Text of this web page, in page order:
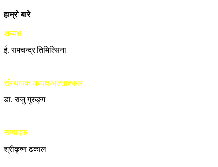
हाम्रो बारे
अध्यक्ष
ई. रामचन्द्र तिमिल्सिना
संस्थापक अध्यक्ष/सल्लाहकार
डा. राजु गुरुङ्ग
सम्पादक
श्रीकृष्ण ढकाल